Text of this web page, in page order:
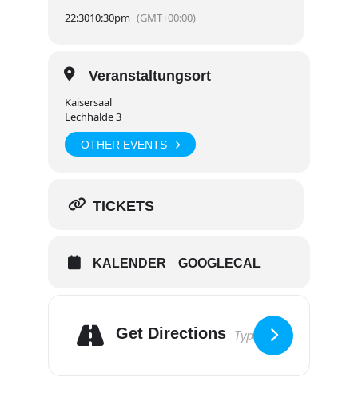
22:3010:30pm (GMT+00:00)
Veranstaltungsort
Kaisersaal
Lechhalde 3
OTHER EVENTS
TICKETS
KALENDER GOOGLECAL
Get Directions